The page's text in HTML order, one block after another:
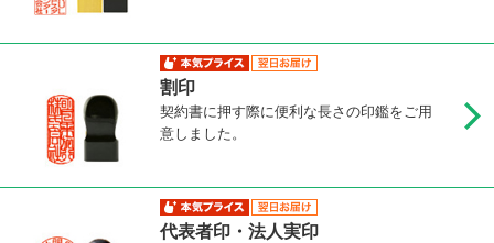
割印
契約書に押す際に便利な長さの印鑑をご用
意しました。
代表者印・法人実印